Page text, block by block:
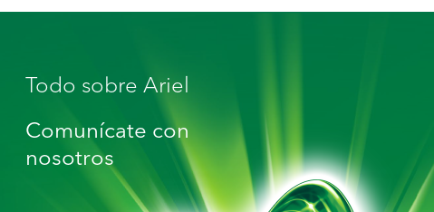
Todo sobre Ariel
Comunícate con
nosotros